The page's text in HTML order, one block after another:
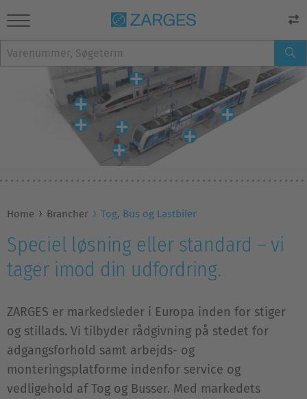
Home Brancher Tog, Bus og Lastbiler
Speciel løsning eller standard – vi
tager imod din udfordring.
ZARGES er markedsleder i Europa inden for stiger
og stillads. Vi tilbyder rådgivning på stedet for
adgangsforhold samt arbejds- og
monteringsplatforme indenfor service og
vedligehold af Tog og Busser. Med markedets